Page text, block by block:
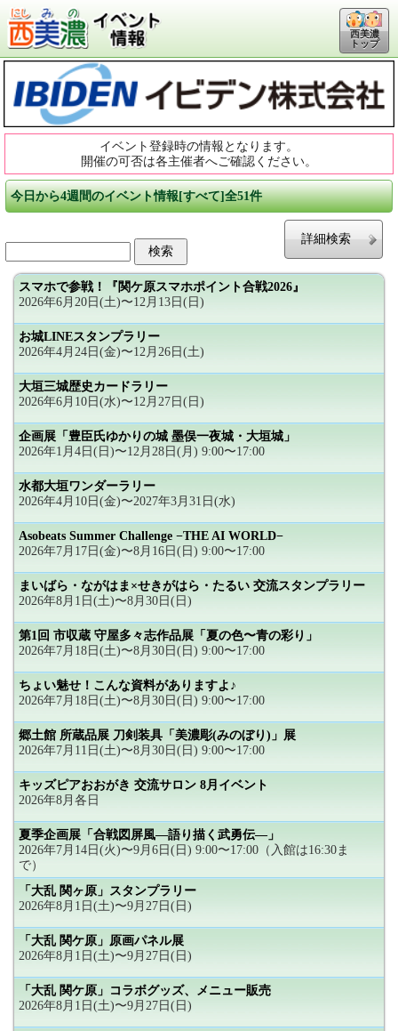
西美濃
トップ
イベント登録時の情報となります。
開催の可否は各主催者へご確認ください。
今日から4週間のイベント情報[すべて]全51件
詳細検索
スマホで参戦！『関ケ原スマホポイント合戦2026』
2026年6月20日(土)〜12月13日(日)
お城LINEスタンプラリー
2026年4月24日(金)〜12月26日(土)
大垣三城歴史カードラリー
2026年6月10日(水)〜12月27日(日)
企画展「豊臣氏ゆかりの城 墨俣一夜城・大垣城」
2026年1月4日(日)〜12月28日(月) 9:00〜17:00
水都大垣ワンダーラリー
2026年4月10日(金)〜2027年3月31日(水)
Asobeats Summer Challenge −THE AI WORLD−
2026年7月17日(金)〜8月16日(日) 9:00〜17:00
まいばら・ながはま×せきがはら・たるい 交流スタンプラリー
2026年8月1日(土)〜8月30日(日)
第1回 市収蔵 守屋多々志作品展「夏の色〜青の彩り」
2026年7月18日(土)〜8月30日(日) 9:00〜17:00
ちょい魅せ！こんな資料がありますよ♪
2026年7月18日(土)〜8月30日(日) 9:00〜17:00
郷土館 所蔵品展 刀剣装具「美濃彫(みのぼり)」展
2026年7月11日(土)〜8月30日(日) 9:00〜17:00
キッズピアおおがき 交流サロン 8月イベント
2026年8月各日
夏季企画展「合戦図屏風―語り描く武勇伝―」
2026年7月14日(火)〜9月6日(日) 9:00〜17:00（入館は16:30ま
で）
「大乱 関ヶ原」スタンプラリー
2026年8月1日(土)〜9月27日(日)
「大乱 関ケ原」原画パネル展
2026年8月1日(土)〜9月27日(日)
「大乱 関ケ原」コラボグッズ、メニュー販売
2026年8月1日(土)〜9月27日(日)